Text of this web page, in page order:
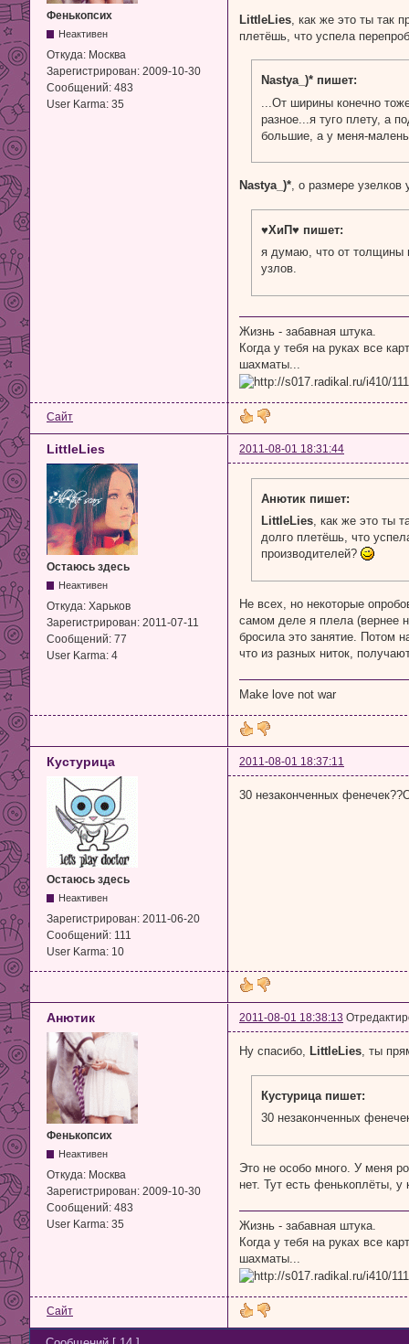
Фенькопсих
Неактивен
Откуда: Москва
Зарегистрирован: 2009-10-30
Сообщений: 483
User Karma: 35
LittleLies , как же это ты так
плетёшь, что успела
Nastya_)* пишет:
...От ширины конечно
разное...я туго плету, а
большие, а у меня-
Nastya_)*, о размере узелков
♥ХиП♥ пишет:
я думаю, что от толщины
узлов.
Жизнь - забавная штука.
Когда у тебя на руках все
шахматы...
Сайт
LittleLies 2011-08-01 18:31:44
Остаюсь здесь
Неактивен
Откуда: Харьков
Зарегистрирован: 2011-07-11
Сообщений: 77
User Karma: 4
Анютик пишет:
LittleLies, как же это ты
долго плетёшь, что
производителей?
Не всех, но некоторые
самом деле я плела (вернее
бросила это занятие. Потом
что из разных ниток,
Make love not war
Кустурица 2011-08-01 18:37:11
Остаюсь здесь
Неактивен
Зарегистрирован: 2011-06-20
Сообщений: 111
User Karma: 10
30 незаконченных
Анютик 2011-08-01 18:38:13
Фенькопсих
Неактивен
Откуда: Москва
Зарегистрирован: 2009-10-30
Сообщений: 483
User Karma: 35
Ну спасибо, LittleLies, ты
Кустурица пишет:
30 незаконченных
Это не особо много. У меня
нет. Тут есть фенькоплёты,
Жизнь - забавная штука.
Когда у тебя на руках все
шахматы...
Сайт